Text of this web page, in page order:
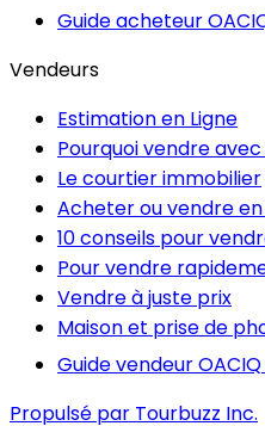
Guide acheteur
Vendeurs
Estimation en Ligne
Pourquoi vendre
Le courtier immobilier
Acheter ou vendre
10 conseils pour
Pour vendre
Vendre à juste prix
Maison et prise de
Guide vendeur OACIQ
Propulsé par Tourbuzz Inc.